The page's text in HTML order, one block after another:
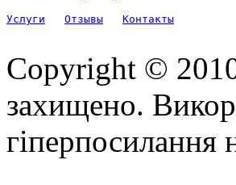
Услуги Отзывы Контакты
Copyright ©
захищено.
гіперпосилання